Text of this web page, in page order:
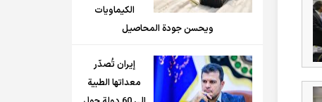
الكيماويات
ويحسن جودة المحاصيل
إيران تُصدّر
معداتها الطبية